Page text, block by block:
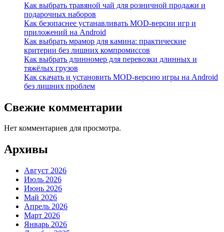
Как выбрать травяной чай для розничной продажи и
подарочных наборов
Как безопаснее устанавливать MOD-версии игр и
приложений на Android
Как выбрать мрамор для камина: практические
критерии без лишних компромиссов
Как выбрать длинномер для перевозки длинных и
тяжёлых грузов
Как скачать и установить MOD-версию игры на Android
без лишних проблем
Свежие комментарии
Нет комментариев для просмотра.
Архивы
Август 2026
Июль 2026
Июнь 2026
Май 2026
Апрель 2026
Март 2026
Январь 2026